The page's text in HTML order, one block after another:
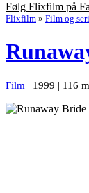
Følg Flixfilm på
Flixfilm » Film og
Film | 1999 | 116